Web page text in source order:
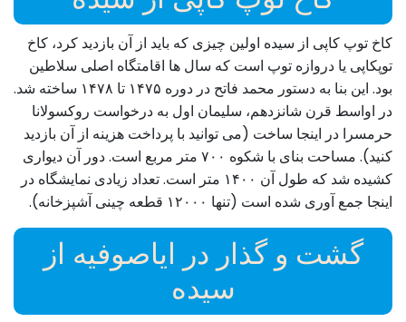
کاخ توپ کاپی از سیده اولین چیزی که باید از آن بازدید کرد، کاخ
توپکاپی یا دروازه توپ است که سال ها اقامتگاه اصلی سلاطین
بود. این بنا به دستور محمد فاتح در دوره ۱۴۷۵ تا ۱۴۷۸ ساخته شد.
در اواسط قرن شانزدهم، سلیمان اول به درخواست روکسولانا
حرمسرا در اینجا ساخت (می توانید با پرداخت هزینه از آن بازدید
کنید). مساحت بنای با شکوه ۷۰۰ متر مربع است. دور آن دیواری
کشیده شد که طول آن ۱۴۰۰ متر است. تعداد زیادی نمایشگاه در
اینجا جمع آوری شده است (تنها ۱۲۰۰۰ قطعه چینی آشپزخانه).
گشت و گذار در ایاصوفیه از
سیده